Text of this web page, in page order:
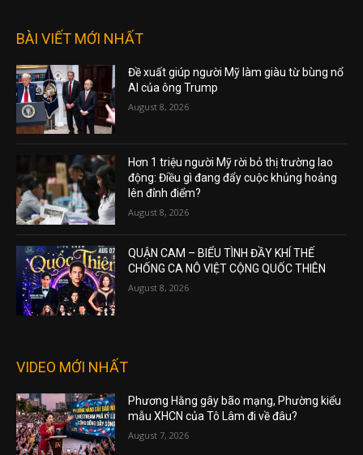
BÀI VIẾT MỚI NHẤT
Đề xuất giúp người Mỹ làm giàu từ bùng nổ
AI của ông Trump
August 8, 2026
Hơn 1 triệu người Mỹ rời bỏ thị trường lao
động: Điều gì đang đẩy cuộc khủng hoảng
lên đỉnh điểm?
August 8, 2026
QUẬN CAM – BIỂU TÌNH ĐẦY KHÍ THẾ
CHỐNG CA NÔ VIỆT CỘNG QUỐC THIÊN
August 8, 2026
VIDEO MỚI NHẤT
Phương Hằng gây bão mạng, Phường kiểu
mẫu XHCN của Tô Lâm đi về đâu?
August 7, 2026